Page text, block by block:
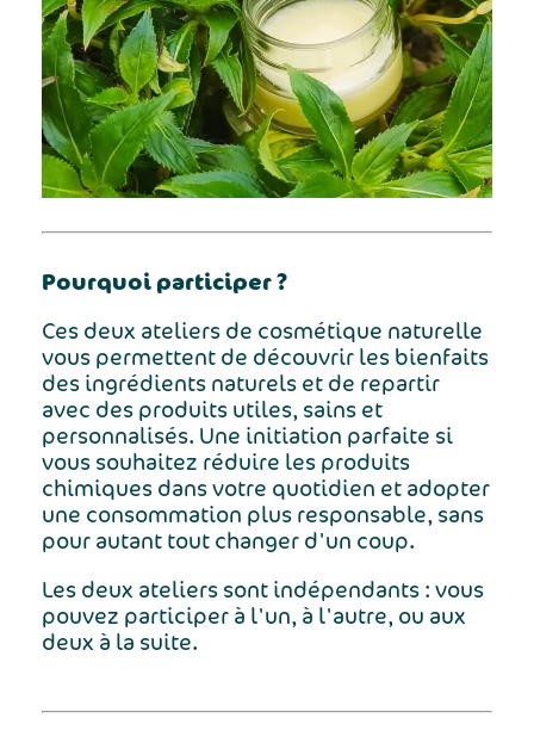
Pourquoi participer ?
Ces deux ateliers de cosmétique naturelle
vous permettent de découvrir les bienfaits
des ingrédients naturels et de repartir
avec des produits utiles, sains et
personnalisés. Une initiation parfaite si
vous souhaitez réduire les produits
chimiques dans votre quotidien et adopter
une consommation plus responsable, sans
pour autant tout changer d'un coup.
Les deux ateliers sont indépendants : vous
pouvez participer à l'un, à l'autre, ou aux
deux à la suite.